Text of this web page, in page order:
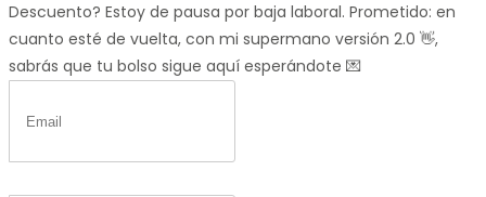
Descuento? Estoy de pausa por baja laboral. Prometido: en
cuanto esté de vuelta, con mi supermano versión 2.0 👋,
sabrás que tu bolso sigue aquí esperándote 💌